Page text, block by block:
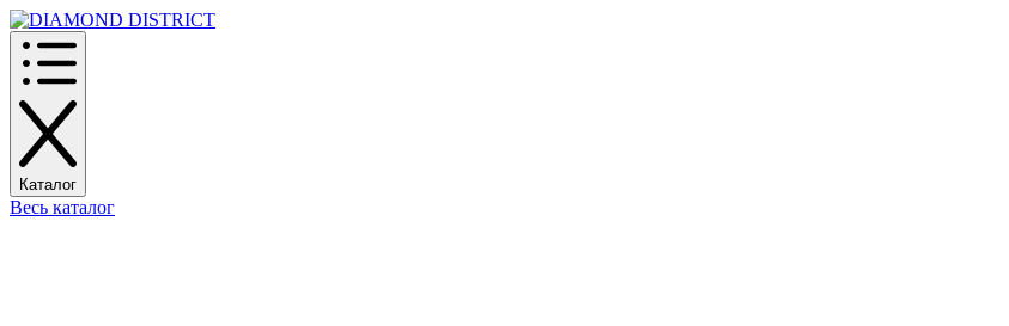
Каталог
Весь каталог